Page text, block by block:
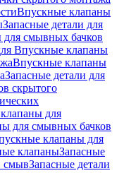
Впускные клапаны
Запасные детали для
смывных бачков
Впускные клапаны
Впускные клапаны
Запасные детали для
скрытого
для
для смывных бачков
клапаны для
клапаныЗапасные
смывЗапасные детали